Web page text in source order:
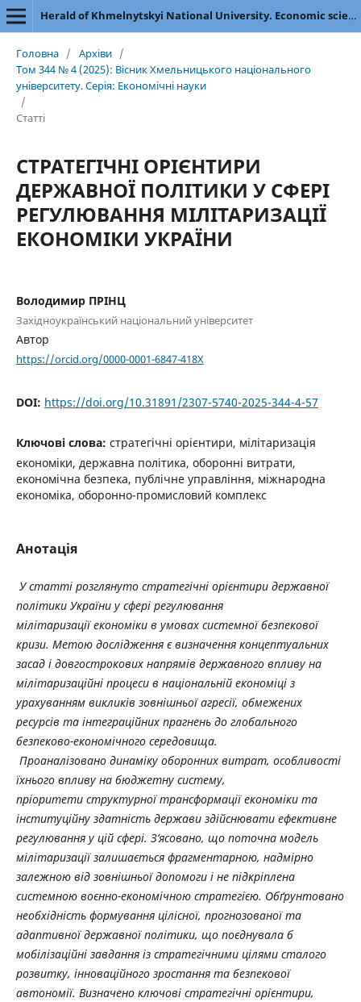
Herald of Khmelnytskyi National University. Economic sciences
Головна / Архіви /
Том 344 № 4 (2025): Вісник Хмельницького національного
університету. Серія: Економічні науки
/
Статті
СТРАТЕГІЧНІ ОРІЄНТИРИ
ДЕРЖАВНОЇ ПОЛІТИКИ У СФЕРІ
РЕГУЛЮВАННЯ МІЛІТАРИЗАЦІЇ
ЕКОНОМІКИ УКРАЇНИ
Володимир ПРІНЦ
Західноукраїнський національний університет
Автор
https://orcid.org/0000-0001-6847-418X
DOI: https://doi.org/10.31891/2307-5740-2025-344-4-57
Ключові слова: стратегічні орієнтири, мілітаризація
економіки, державна політика, оборонні витрати,
економічна безпека, публічне управління, міжнародна
економіка, оборонно-промисловий комплекс
Анотація
У статті розглянуто стратегічні орієнтири державної
політики України у сфері регулювання
мілітаризації економіки в умовах системної безпекової
кризи. Метою дослідження є визначення концептуальних
засад і довгострокових напрямів державного впливу на
мілітаризаційні процеси в національній економіці з
урахуванням викликів зовнішньої агресії, обмежених
ресурсів та інтеграційних прагнень до глобального
безпеково-економічного середовища.
Проаналізовано динаміку оборонних витрат, особливості
їхнього впливу на бюджетну систему,
пріоритети структурної трансформації економіки та
інституційну здатність держави здійснювати ефективне
регулювання у цій сфері. З’ясовано, що поточна модель
мілітаризації залишається фрагментарною, надмірно
залежною від зовнішньої допомоги і не підкріплена
системною воєнно-економічною стратегією. Обґрунтовано
необхідність формування цілісної, прогнозованої та
адаптивної державної політики, що поєднувала б
мобілізаційні завдання із стратегічними цілями сталого
розвитку, інноваційного зростання та безпекової
автономії. Визначено ключові стратегічні орієнтири,